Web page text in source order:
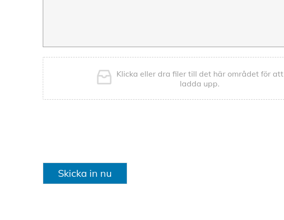
Klicka eller dra filer till det här området för att
ladda upp.
Skicka in nu